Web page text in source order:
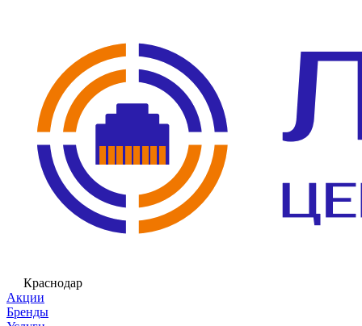
Краснодар
Акции
Бренды